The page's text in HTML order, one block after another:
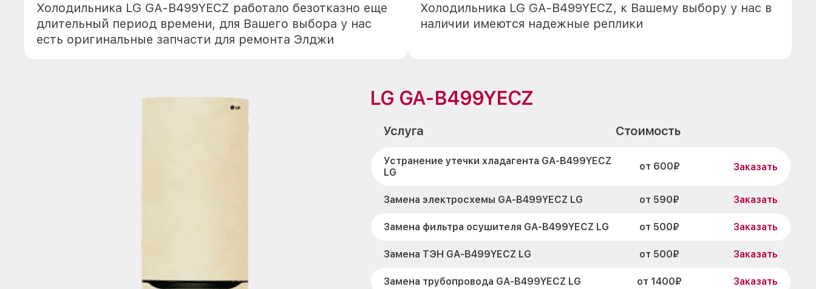
Холодильника LG GA-B499YECZ работало безотказно еще
длительный период времени, для Вашего выбора у нас
есть оригинальные запчасти для ремонта Элджи
Холодильника LG GA-B499YECZ, к Вашему выбору у нас в
наличии имеются надежные реплики
LG GA-B499YECZ
Услуга Стоимость
Устранение утечки хладагента GA-B499YECZ
LG
от 600₽ Заказать
Замена электросхемы GA-B499YECZ LG от 590₽ Заказать
Замена фильтра осушителя GA-B499YECZ LG от 500₽ Заказать
Замена ТЭН GA-B499YECZ LG от 500₽ Заказать
Замена трубопровода GA-B499YECZ LG от 1400₽ Заказать